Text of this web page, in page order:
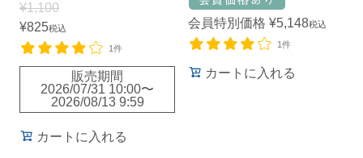
¥1,100
¥825税込
1件
販売期間
2026/07/31 10:00〜
2026/08/13 9:59
カートに入れる
会員特別価格 ¥5,148税込
1件
カートに入れる